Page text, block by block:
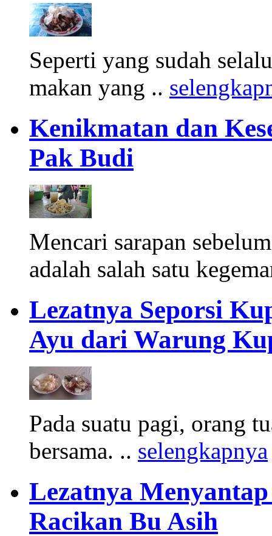
Seperti yang sudah
makan yang ..
Kenikmatan dan
Pak Budi
Mencari sarapan
adalah salah satu
Lezatnya Seporsi
Ayu dari Warung
Pada suatu pagi, orang
bersama. .. selengkapnya
Lezatnya
Racikan Bu Asih